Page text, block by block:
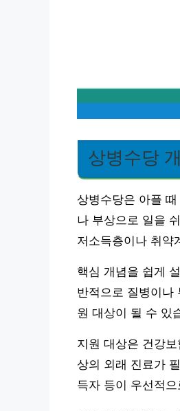
상병수당
상병수당은 아플
나 부상으로 일을
저소득층이나 취약
핵심 개념을 쉽게
반적으로 질병이나
원 대상이 될 수 있
지원 대상은 건강
상의 외래 진료가
득자 등이 우선적